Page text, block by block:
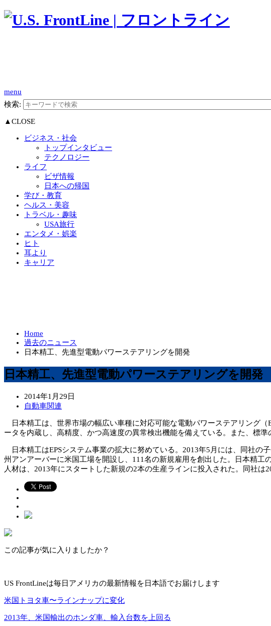
menu
検索:
▲CLOSE
ビジネス・社会
トップインタビュー
テクノロジー
ライフ
ビザ情報
日本への帰国
学び・教育
ヘルス・美容
トラベル・趣味
USA旅行
エンタメ・娯楽
ヒト
耳より
キャリア
Home
過去のニュース
日本精工、先進型電動パワーステアリングを開発
日本精工、先進型電動パワーステアリングを開発
2014年1月29日
自動車関連
日本精工は、世界市場の幅広い車種に対応可能な電動パワーステアリング（
ータを内蔵し、高精度、かつ高速度の異常検出機能を備えている。また、標
日本精工はEPSシステム事業の拡大に努めている。2013年5月には、同社の
州アンアーバーに米国工場を開設し、111名の新規雇用を創出した。日本精
人材は、2013年にスタートした新規の2本の生産ラインに投入された。同社
この記事が気に入りましたか？
US FrontLineは毎日アメリカの最新情報を日本語でお届けします
米国トヨタ車〜ラインナップに変化
2013年、米国輸出のホンダ車、輸入台数を上回る